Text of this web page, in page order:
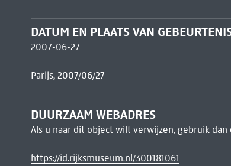
DATUM EN PLAATS VAN
2007-06-27
Parijs, 2007/06/27
DUURZAAM WEBADRES
Als u naar dit object wilt verwijzen, gebruik dan
https://id.rijksmuseum.nl/300181061